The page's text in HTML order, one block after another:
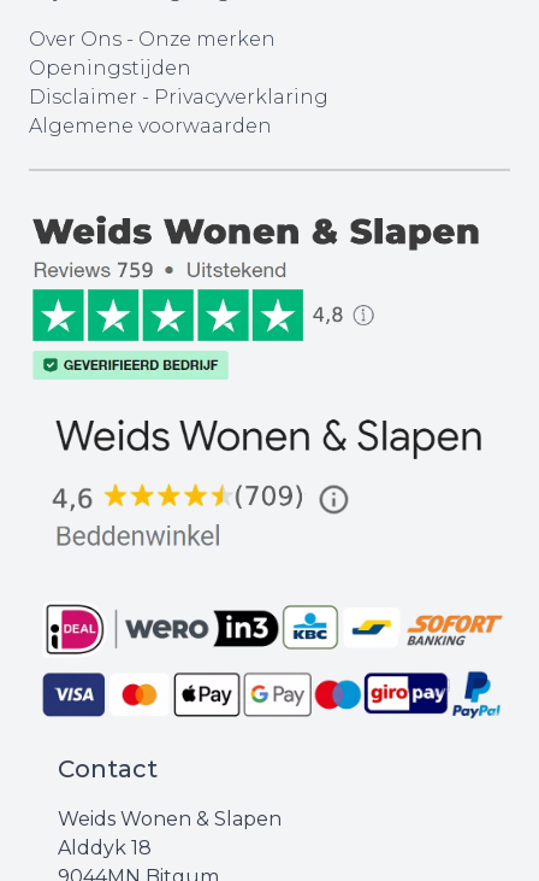
Over Ons - Onze merken
Openingstijden
Disclaimer - Privacyverklaring
Algemene voorwaarden
Contact
Weids Wonen & Slapen
Alddyk 18